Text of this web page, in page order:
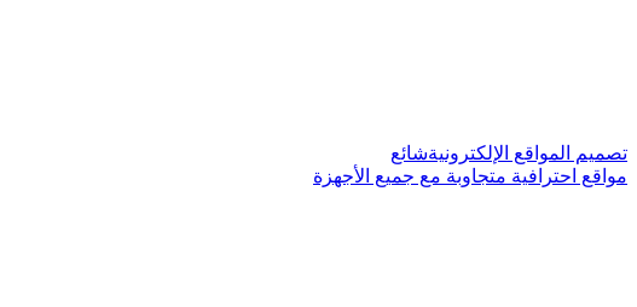
تصميم المواقع الإلكترونيةشائع
مواقع احترافية متجاوبة مع جميع الأجهزة